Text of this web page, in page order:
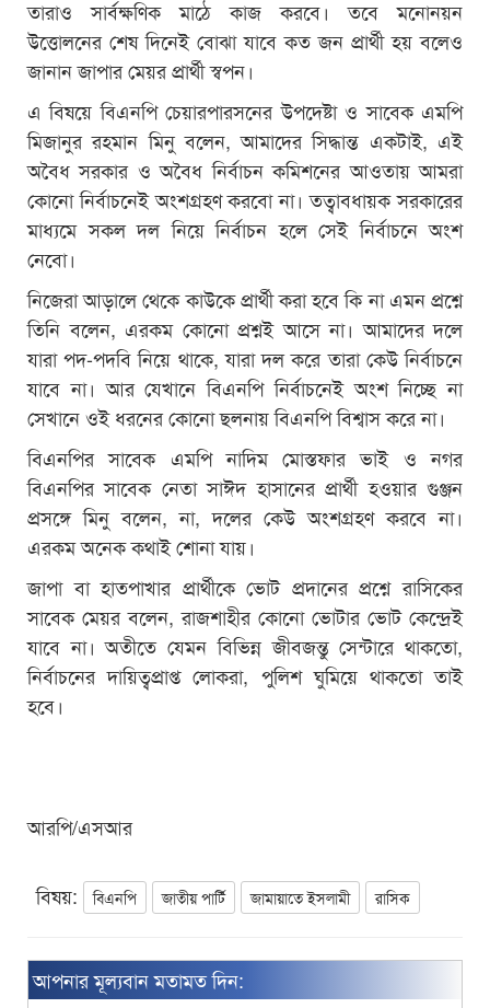
তারাও সার্বক্ষণিক মাঠে কাজ করবে। তবে মনোনয়ন
উত্তোলনের শেষ দিনেই বোঝা যাবে কত জন প্রার্থী হয় বলেও
জানান জাপার মেয়র প্রার্থী স্বপন।
এ বিষয়ে বিএনপি চেয়ারপারসনের উপদেষ্টা ও সাবেক এমপি
মিজানুর রহমান মিনু বলেন, আমাদের সিদ্ধান্ত একটাই, এই
অবৈধ সরকার ও অবৈধ নির্বাচন কমিশনের আওতায় আমরা
কোনো নির্বাচনেই অংশগ্রহণ করবো না। তত্বাবধায়ক সরকারের
মাধ্যমে সকল দল নিয়ে নির্বাচন হলে সেই নির্বাচনে অংশ
নেবো।
নিজেরা আড়ালে থেকে কাউকে প্রার্থী করা হবে কি না এমন প্রশ্নে
তিনি বলেন, এরকম কোনো প্রশ্নই আসে না। আমাদের দলে
যারা পদ-পদবি নিয়ে থাকে, যারা দল করে তারা কেউ নির্বাচনে
যাবে না। আর যেখানে বিএনপি নির্বাচনেই অংশ নিচ্ছে না
সেখানে ওই ধরনের কোনো ছলনায় বিএনপি বিশ্বাস করে না।
বিএনপির সাবেক এমপি নাদিম মোস্তফার ভাই ও নগর
বিএনপির সাবেক নেতা সাঈদ হাসানের প্রার্থী হওয়ার গুঞ্জন
প্রসঙ্গে মিনু বলেন, না, দলের কেউ অংশগ্রহণ করবে না।
এরকম অনেক কথাই শোনা যায়।
জাপা বা হাতপাখার প্রার্থীকে ভোট প্রদানের প্রশ্নে রাসিকের
সাবেক মেয়র বলেন, রাজশাহীর কোনো ভোটার ভোট কেন্দ্রেই
যাবে না। অতীতে যেমন বিভিন্ন জীবজন্তু সেন্টারে থাকতো,
নির্বাচনের দায়িত্বপ্রাপ্ত লোকরা, পুলিশ ঘুমিয়ে থাকতো তাই
হবে।
আরপি/এসআর
বিষয়: বিএনপি জাতীয় পার্টি জামায়াতে ইসলামী রাসিক
আপনার মূল্যবান মতামত দিন: